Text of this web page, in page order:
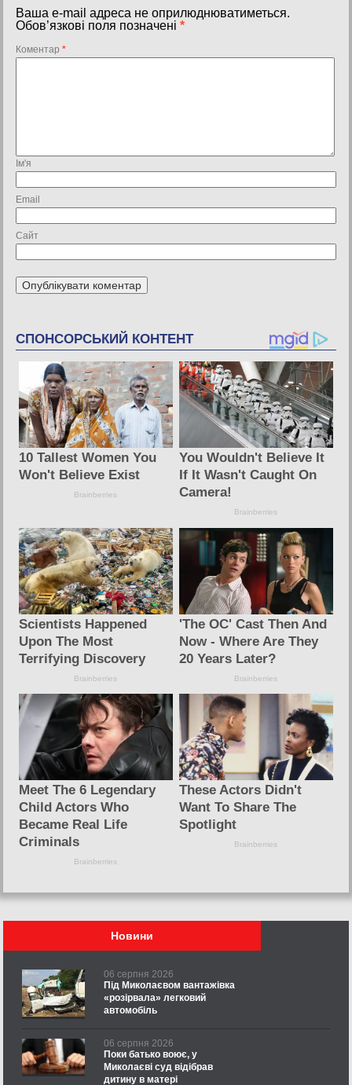
Ваша e-mail адреса не оприлюднюватиметься.
Обов’язкові поля позначені *
Коментар *
Ім'я
Email
Сайт
Новини
06 серпня 2026
Під Миколаєвом вантажівка
«розірвала» легковий
автомобіль
06 серпня 2026
Поки батько воює, у
Миколаєві суд відібрав
дитину в матері